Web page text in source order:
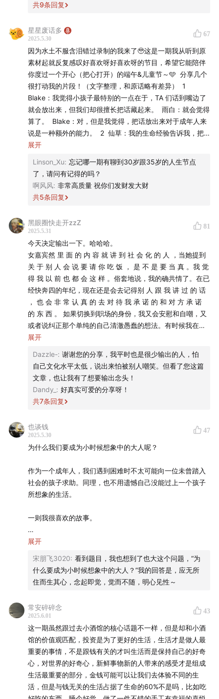
目，我们关注投资，更关注怎样更好的生活，我是雨白。
这期节目上线的时间刚好是儿童节前，我们想聊一个轻盈
但藏着重量的话题，为什么我们没有长成小时候想象中的
大人？小时候总觉得成为大人该多好呀，成为大人就意味
着稳重从容，任何事情都有答案。但真的走进成年人的世
界，才发现，原来我们依然会迷茫、焦虑，会在深夜觉得
孤单，只是大人们更擅长把这些藏起来。我们总是让自己
尽可能像个大人，但偶尔也会在想，有些话如果可以说出
口，会不会更轻松一点呢？
于是，这一期节目我们想换一个方式来聊一聊长大。我们
来到了广州，和青年媒体品牌「我要 WhatYouNeed」的
两位朋友一起坐下来聊了聊，TA 们是创始人 Blake 和主
播仙草。TA 们的内容我们小酒馆全员都超级喜欢，播客
得：天哪，TA 们怎么总能那么自然地讲出那些我们讲不
出口的情绪？我们想，也许这正适合在儿童节送给每一个
仍在努力成为大人的我们。
和TA 们聊天的这几个小时甚至也软化了我，你可能会听
到一个小酒馆近 200 期节目以来前所未有温柔的雨白，连
我自己都没有想到，原来我也有这么轻声细语的一面。这
是一场没有特别清晰结构的漫谈，但如果你愿意放下期
待，放轻松，带着一点点柔软来听，这期节目或许能恰好
🔗 官方地址
如果你所使用的客户端显示不全，请点此访问有知有行的
官网查看全文
🍻 本期嘉宾
时有一个播客「Blake有问题」。
仙草：播客「不把天聊si」
🪁 时间轴
投资是你们大人的事情，我要坐小孩那桌 🧒🏻
一群敏感的、善于体尝日常细节的、充满好奇的以
及面对生活困难的人
在想些什么？TA在苦恼什么？「其实我们都想看一看别人
的内心」
创作、表达欲和自我暴露：把藏起来的话重新说出
口，是成年人的超能力
我很想知道，那些没有安全感的同类们，都是怎样
共9条回复
星星废话多
2025.5.30
67
因为水土不服含泪错过录制的我来了🥹这是一期我从听到原
素材起就反复感叹好喜欢呀好喜欢呀的节目，希望它能陪伴
你度过一个开心（把心打开）的端午&儿童节～🩵 分享几个
很打动我的片段！（文字整理，和原话略有差异） 1
Blake：我觉得小孩子最特别的一点在于，TA 们话到嘴边了
就会放出来，但我们却很擅长把话藏起来。 雨白：就会觉得
算了。 Blake：对，但是我觉得，把话放出来对于成年人来
说是一种额外的能力。 2 仙草：我的生命经验告诉我，把
这些痛苦说出来是好的。每当我们说出口，我们也创造了一
TA可能也会选择说出口。我自己的信念是这样，包括我做很
多内容的信念都是这样的。 我觉得做内容的信念，是一个你
做了很久很久之后才会有的东西，你才会知道自己为什么要
做这样子的内容。对我来说那个答案可能就是，我必须要说
别人也说出那种话。当大家都愿意说出这种话，人的痛苦就
会减轻一点。 3 Blake：我看到他，看到其他路过的学生。
TA 们看起来是一样的，但是各自的遭遇却是如此巨大地不
同，而且也没有人会去问一个看起来普普通通的人，你经历
了什么？那个时候很大的一个动机，就是我很想让我们学校
的人知道，TA 旁边看起来很苦恼的一个人，TA 到底在苦恼
什么？ 当然，如果你问我这种动机的背后又是什么样的信念
在支撑着我，我也搞不懂。但是我在建团队的时候，我就
想，你难道不好奇你旁边的人在想什么吗？于是我们就开始
写那个学校的故事，后面变成了写社会人的故事，现在变成
心做了 10 年。 Blake：对，就一不小心做了 10 年。 4 仙
草：我对这个残酷的现实其实没有很绝望，我觉得这是做内
容的规律。会有一批人厌倦你，也会有一批人被你重新吸
引。所以我就会想说，没有关系，我就继续做下去，一期一
期地做下去就好了。
展开
Linson_Xu: 忘记哪一期有聊到30岁跟35岁的人生节点
了，请问有记得的吗？
啊风风: 非常高质量 祝你们发财发大财
共5条回复
黑眼圈快走开zzZ
2025.5.31
81
今天决定输出一下。哈哈哈。
女嘉宾然 里 面 的 内 容 就 讲 到 社 会 化 的 人 ，当她提到
关 于 别 人 会 说 要 请 你 吃 饭 ， 是 不 是 要 当 真 。我 觉
得 我 以 前 也 都 会 这 样 。俗套地说，我的确共情了。在已
经快奔四的年纪，现在还是会去记得别 人 跟 我 讲 过 的 话
， 也 会 非 常 认 真 的 去 对 待 我 承 诺 的 和 对 方 承 诺
的 东 西 。 如果切换到职场的身份，我又会安慰和自嘲，又
或者说纠正那个单纯的自己清澈愚蠢的想法。有时候我在分
清楚别人究竟是在认真地说，还只是说一下找个台阶大家好
段位。一方面庆幸自己还保有天真，另一方面又觉得自己情
商真的好低，或者说有没有职场商这一说？ 如果有，我可能
连及格都会很勉强。
人到中年，面对家庭社会压力和自身硬件变化这些传统较“负
是现在的我更加“厚脸皮”了。 好像这是一个从青年女性到中
年女性一个心态上的分水岭，我观察身边人，很多都有类似
可以大大方方地承认自己是中年妇女了，好像去菜场挑肥拣
瘦，讨价还价也变得从容了。没有了偶像包袱，真的很爽。
连我那个还有点姿色的游泳私教小鲜肉，我都可以很坦然地
奇。我在出差的时候看到深圳马路绿化带的大树树冠上的红
时候（对，我现在不用挤地铁了，专车自由），还是会感谢
吹过的风给我的凉爽，欣赏树枝在风中摇曳的自由自在。
棱角，但是我还能有对生活的热爱和对事物的敏感。
最后，很想表达一下作为用户对于内容创作者的一些反馈。
Whatyouneed，我没记错最早是我前任推给我的，那时候对
泛心理学感兴趣，同时还关注了knowing yourself。 感谢让
我时隔多年再了解到这个公众号背后的团队，尽管现在我年
纪大了，已经不再去翻你们文章了，但过往的陪伴是真实
的，感恩也是真实的。 我不是一个勤快输出的人。但现在我
展开
Dazzle-: 谢谢您的分享，我平时也是很少输出的人，怕
自己文化水平太低，说出来怕被别人嘲笑。但看了您这篇
文章，也让我有了想要输出念头！
Dandy_ : 好真实可爱的分享呀！
共7条回复
也谈钱
2025.5.30
47
为什么我们要成为小时候想象中的大人呢？
作为一个成年人，我们遇到困难时不太可能向一位未曾踏入
社会的孩子求助。同理，也不用遗憾自己没能过上一个孩子
所想象的生活。
一则我很喜欢的故事。
A friend of mine who is a quite successful doctor
this fix? In high school she already wanted to be a
doctor. And she is so ambitious and determined that she
overcame every obstacle along the way —— including,
Now she has a life chosen for her by a high-school kid.
通常我们把现在依然带来积极影响的儿时想法叫做「梦
想」，现在带来消极影响的儿时想法叫做「执念」。而决定
一个想法是梦想还是执念的，其实是现在的我们呀。
照顾好内心的小孩，但不是无条件溺爱。儿童节快乐～
展开
宋朋飞3020: 看到题目，我也想到了也大这个问题，“为
什么要成为小时候想象中的大人？”我的回答是，应无所
住而生其心，念起即觉，觉而不随，明心见性～
常安碎碎念
2025.6.01
43
这一期虽然跟过去小酒馆的核心话题不一样，但是却和小酒
馆的价值观匹配，投资是为了更好的生活，生活才是做人最
重要的事情，不是跟钱有关的才叫生活而是保持自己的好奇
心，对世界的好奇心，新鲜事物新的人带来的感受才是组成
生活最重要的部分，金钱可能可以让我们去体验不同的生
活，但是与钱无关的生活占据了生命的60%不是吗，比如吃